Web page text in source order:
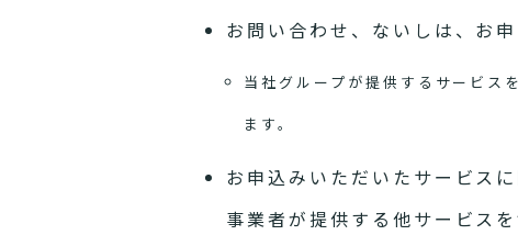
お問い合わせ、ないしは、お
当社グループが提供するサービス
ます。
お申込みいただいたサービス
事業者が提供する他サービス